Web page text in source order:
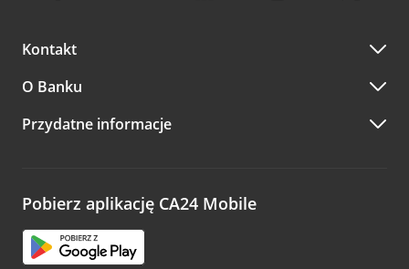
Kontakt
O Banku
Przydatne informacje
Pobierz aplikację CA24 Mobile